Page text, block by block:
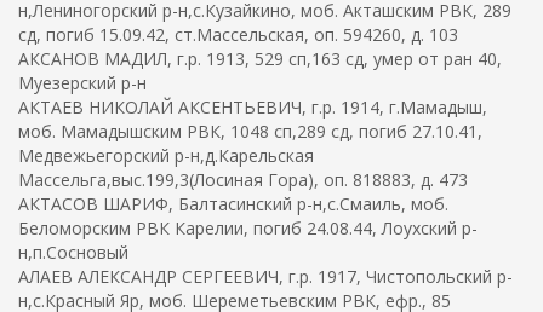
н,Лениногорский р-н,с.Кузайкино, моб. Акташским РВК, 289
сд, погиб 15.09.42, ст.Массельская, оп. 594260, д. 103
АКСАНОВ МАДИЛ, г.р. 1913, 529 сп,163 сд, умер от ран 40,
Муезерский р-н
АКТАЕВ НИКОЛАЙ АКСЕНТЬЕВИЧ, г.р. 1914, г.Мамадыш,
моб. Мамадышским РВК, 1048 сп,289 сд, погиб 27.10.41,
Медвежьегорский р-н,д.Карельская
Массельга,выс.199,3(Лосиная Гора), оп. 818883, д. 473
АКТАСОВ ШАРИФ, Балтасинский р-н,с.Смаиль, моб.
Беломорским РВК Карелии, погиб 24.08.44, Лоухский р-
н,п.Сосновый
АЛАЕВ АЛЕКСАНДР СЕРГЕЕВИЧ, г.р. 1917, Чистопольский р-
н,с.Красный Яр, моб. Шереметьевским РВК, ефр., 85